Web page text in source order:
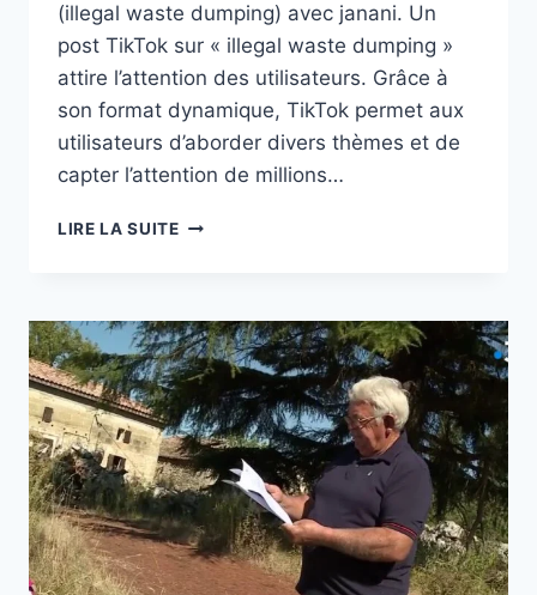
(illegal waste dumping) avec janani. Un
post TikTok sur « illegal waste dumping »
attire l’attention des utilisateurs. Grâce à
son format dynamique, TikTok permet aux
utilisateurs d’aborder divers thèmes et de
capter l’attention de millions…
LIRE LA SUITEILLEGAL
VIENT
DE
RECEVOIR
D’IMPORTANTES
RESSOURCES
POUR
LUTTER
CONTRE
LES
DÉVERSEMENTS
ILLÉGAUX !